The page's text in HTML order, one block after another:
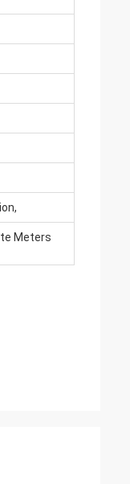
Meters